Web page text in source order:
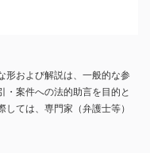
形および解説は、一般的な参
・案件への法的助言を目的と
ては、専門家（弁護士等）